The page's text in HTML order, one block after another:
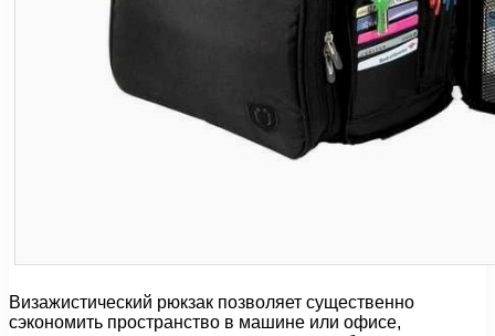
Визажистический рюкзак позволяет существенно
сэкономить пространство в машине или офисе,